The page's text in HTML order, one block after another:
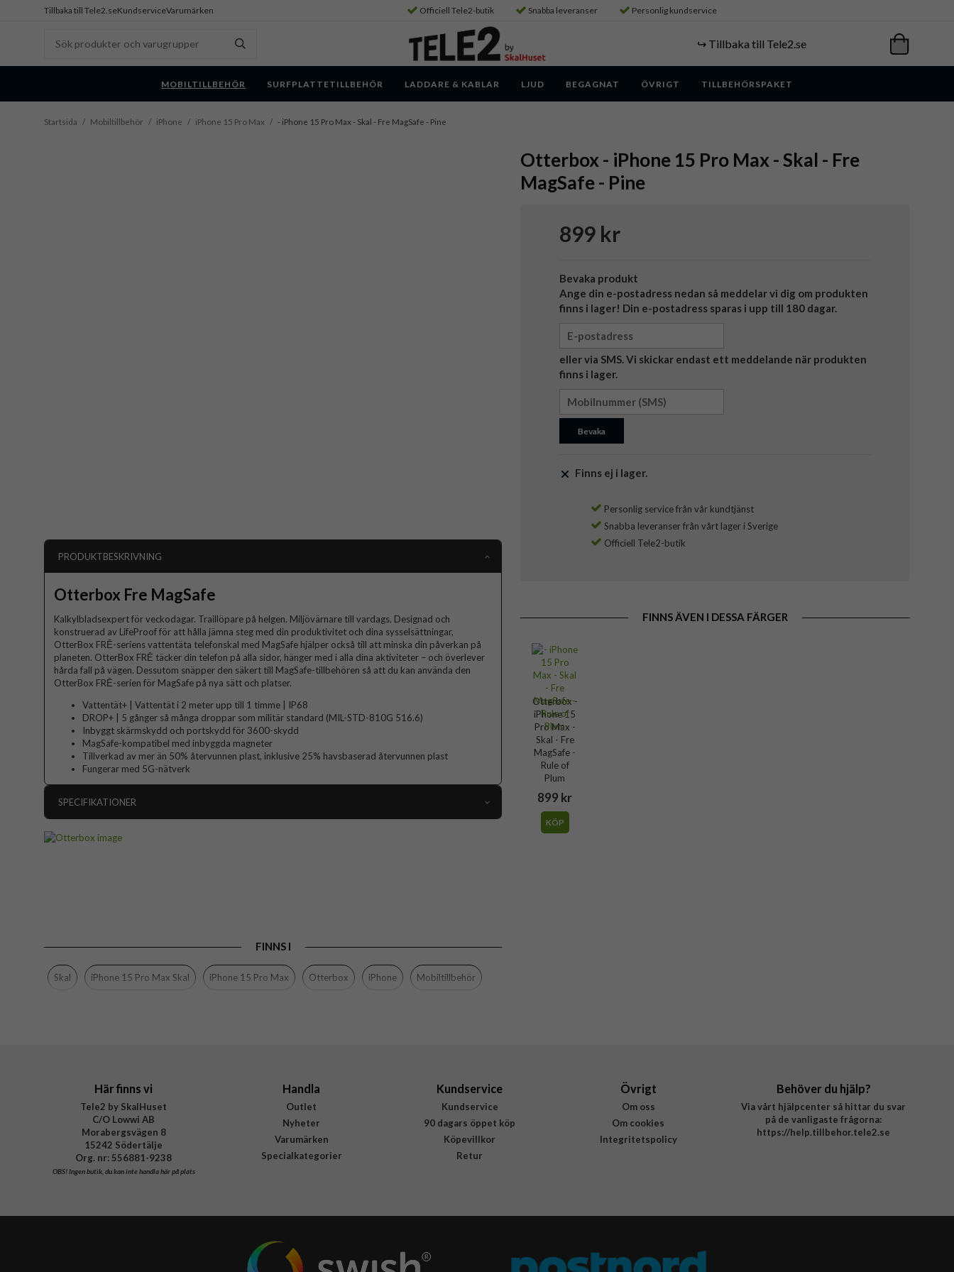
Tillbaka till Tele2.seKundserviceVarumärken Officiell Tele2-butik Snabba leveranser Personlig kundservice
↪️ Tillbaka till Tele2.se
MOBILTILLBEHÖR SURFPLATTETILLBEHÖR LADDARE & KABLAR LJUD BEGAGNAT ÖVRIGT TILLBEHÖRSPAKET
Startsida / Mobiltillbehör / iPhone / iPhone 15 Pro Max / - iPhone 15 Pro Max - Skal - Fre MagSafe - Pine
Otterbox - iPhone 15 Pro Max - Skal - Fre
MagSafe - Pine
899 kr
Bevaka produkt
Ange din e-postadress nedan så meddelar vi dig om produkten
finns i lager! Din e-postadress sparas i upp till 180 dagar.
eller via SMS. Vi skickar endast ett meddelande när produkten
finns i lager.
Bevaka
Finns ej i lager.
Personlig service från vår kundtjänst
Snabba leveranser från vårt lager i Sverige
Officiell Tele2-butik
FINNS ÄVEN I DESSA FÄRGER
Otterbox -
iPhone 15
Pro Max -
Skal - Fre
MagSafe -
Rule of
Plum
899 kr
KÖP
PRODUKTBESKRIVNING
Otterbox Fre MagSafe
Kalkylbladsexpert för veckodagar. Traillöpare på helgen. Miljövärnare till vardags. Designad och
konstruerad av LifeProof för att hålla jämna steg med din produktivitet och dina sysselsättningar,
OtterBox FRĒ-seriens vattentäta telefonskal med MagSafe hjälper också till att minska din påverkan på
planeten. OtterBox FRĒ täcker din telefon på alla sidor, hänger med i alla dina aktiviteter – och överlever
hårda fall på vägen. Dessutom snäpper den säkert till MagSafe-tillbehören så att du kan använda den
OtterBox FRĒ-serien för MagSafe på nya sätt och platser.
Vattentät+ | Vattentät i 2 meter upp till 1 timme | IP68
DROP+ | 5 gånger så många droppar som militär standard (MIL-STD-810G 516.6)
Inbyggt skärmskydd och portskydd för 3600-skydd
MagSafe-kompatibel med inbyggda magneter
Tillverkad av mer än 50% återvunnen plast, inklusive 25% havsbaserad återvunnen plast
Fungerar med 5G-nätverk
SPECIFIKATIONER
Varumärke
Otterbox
FINNS I
Skal iPhone 15 Pro Max Skal iPhone 15 Pro Max Otterbox iPhone Mobiltillbehör
Här finns vi
Tele2 by SkalHuset
C/O Lowwi AB
Morabergsvägen 8
15242 Södertälje
Org. nr: 556881-9238
OBS!Ingen butik, du kan inte handla här på plats
Handla
Outlet
Nyheter
Varumärken
Specialkategorier
Kundservice
Kundservice
90 dagars öppet köp
Köpevillkor
Retur
Övrigt
Om oss
Om cookies
Integritetspolicy
Behöver du hjälp?
Via vårt hjälpcenter så hittar du svar
på de vanligaste frågorna:
https://help.tillbehor.tele2.se